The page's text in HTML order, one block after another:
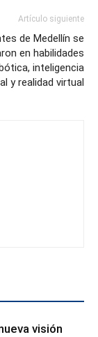
Artículo siguiente
de Medellín se
en habilidades
inteligencia
y realidad virtual
visión